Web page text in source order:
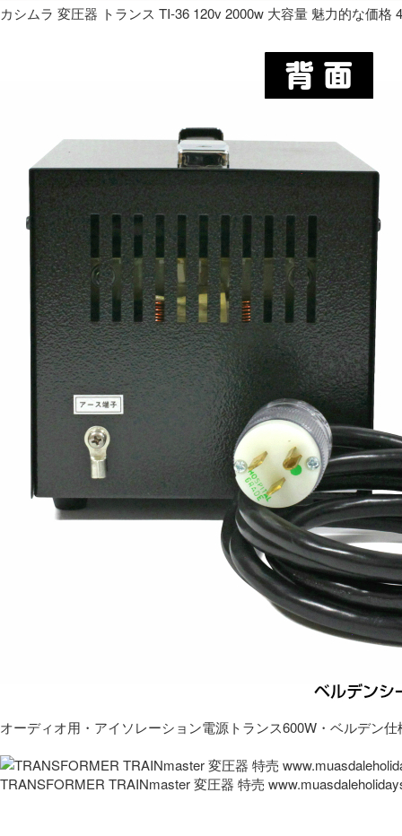
カシムラ 変圧器 トランス TI-36 120v 2000w 大容量 魅力的な価格
オーディオ用・アイソレーション電源トランス600W・ベルデン仕
TRANSFORMER TRAINmaster 変圧器 特売